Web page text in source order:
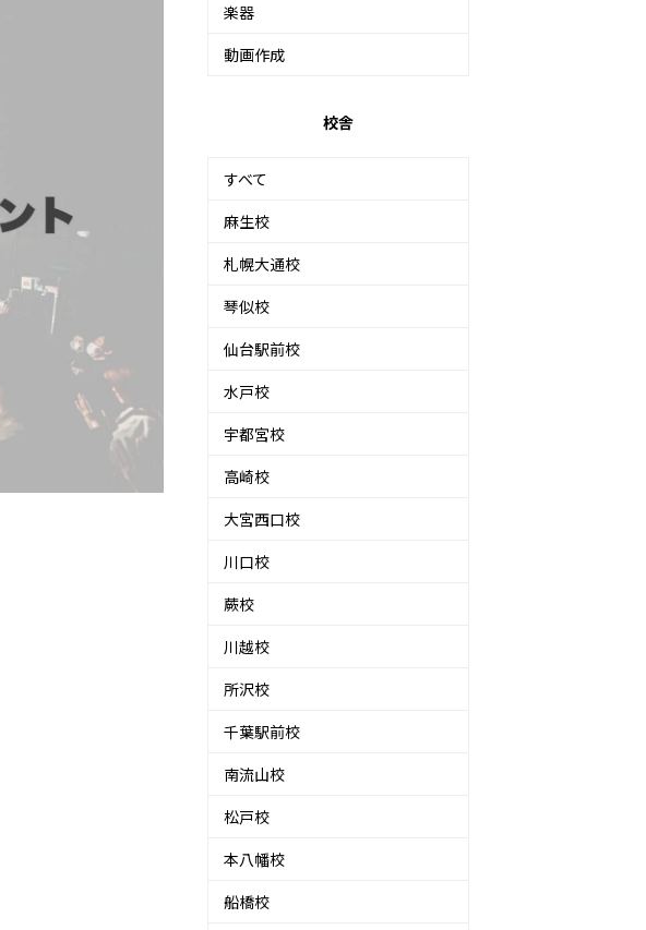
楽器
動画作成
校舎
すべて
麻生校
札幌大通校
琴似校
仙台駅前校
水戸校
宇都宮校
高崎校
大宮西口校
川口校
蕨校
川越校
所沢校
千葉駅前校
南流山校
松戸校
本八幡校
船橋校